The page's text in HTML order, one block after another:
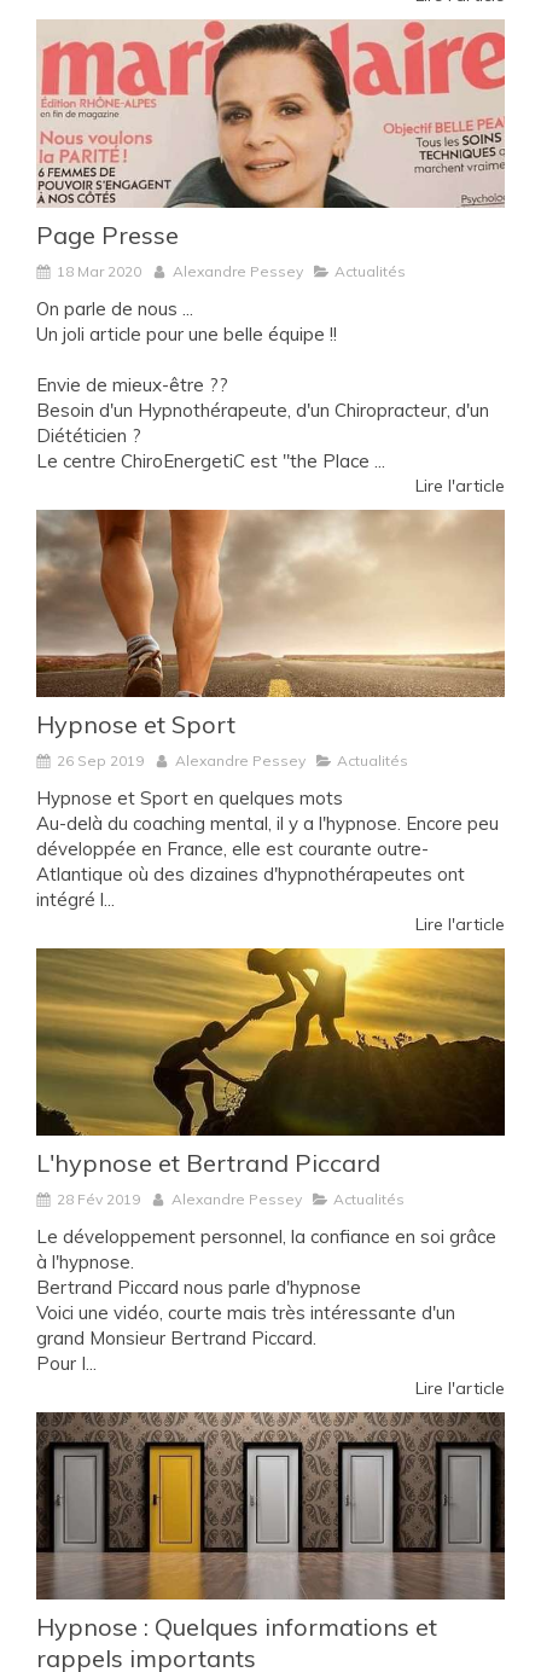
Page Presse
18 Mar 2020 Alexandre Pessey Actualités
On parle de nous ...
Un joli article pour une belle équipe !!
Envie de mieux-être ??
Besoin d'un Hypnothérapeute, d'un Chiropracteur, d'un
Diététicien ?
Le centre ChiroEnergetiC est "the Place ...
Lire l'article
Hypnose et Sport
26 Sep 2019 Alexandre Pessey Actualités
Hypnose et Sport en quelques mots
Au-delà du coaching mental, il y a l'hypnose. Encore peu
développée en France, elle est courante outre-
Atlantique où des dizaines d'hypnothérapeutes ont
intégré l...
Lire l'article
L'hypnose et Bertrand Piccard
28 Fév 2019 Alexandre Pessey Actualités
Le développement personnel, la confiance en soi grâce
à l'hypnose.
Bertrand Piccard nous parle d'hypnose
Voici une vidéo, courte mais très intéressante d'un
grand Monsieur Bertrand Piccard.
Pour I...
Lire l'article
Hypnose : Quelques informations et
rappels importants